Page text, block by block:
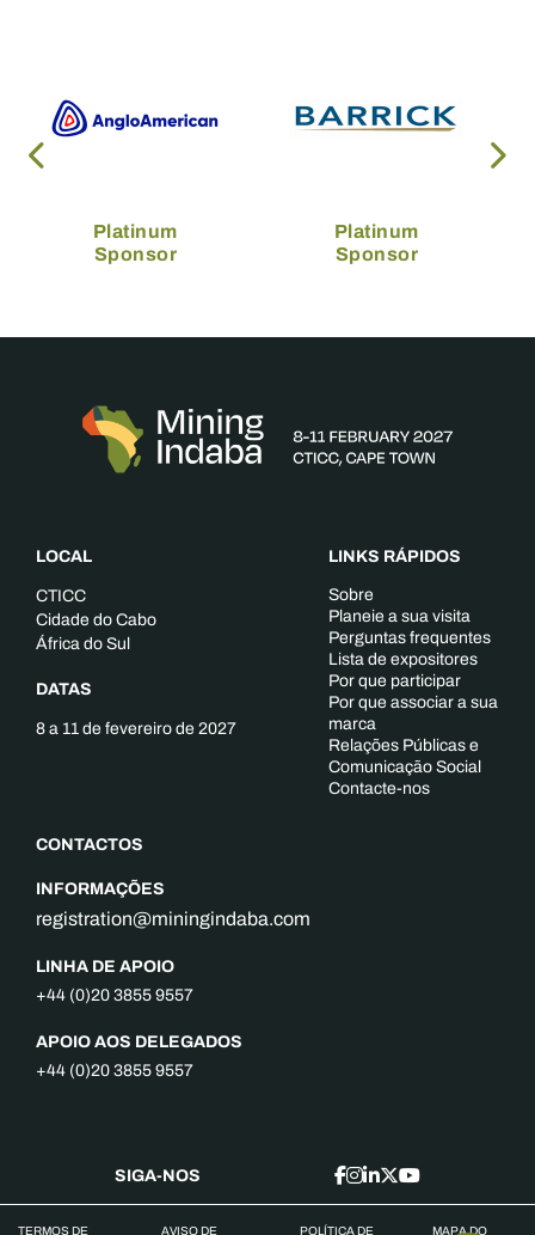
Platinum
Sponsor
Platinum
Sponsor
LOCAL
CTICC
Cidade do Cabo
África do Sul
DATAS
8 a 11 de fevereiro de 2027
CONTACTOS
INFORMAÇÕES
registration@miningindaba.com
LINHA DE APOIO
+44 (0)20 3855 9557
APOIO AOS DELEGADOS
+44 (0)20 3855 9557
LINKS RÁPIDOS
Sobre
Planeie a sua visita
Perguntas frequentes
Lista de expositores
Por que participar
Por que associar a sua
marca
Relações Públicas e
Comunicação Social
Contacte-nos
SIGA-NOS
TERMOS DE AVISO DE POLÍTICA DE MAPA DO